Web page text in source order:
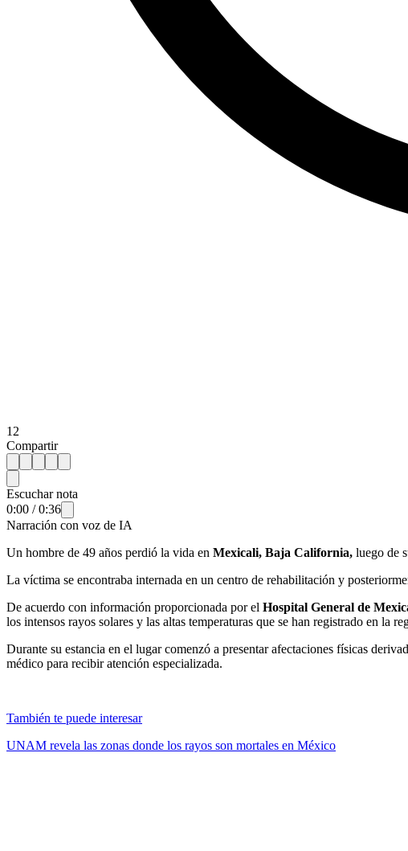
12
Compartir
Escuchar nota
0:00 /0:36
Narración con voz de IA
Un hombre de 49 años perdió la vida en Mexicali, Baja California, luego de
La víctima se encontraba internada en un centro de rehabilitación y
De acuerdo con información proporcionada por el Hospital General de
los intensos rayos solares y las altas temperaturas que se han registrado en la
Durante su estancia en el lugar comenzó a presentar afectaciones físicas
médico para recibir atención especializada.
También te puede interesar
UNAM revela las zonas donde los rayos son mortales en México